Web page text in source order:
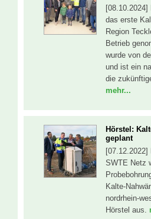
das erste
Region
Betrieb
wurde von
und ist ein
die
mehr...
Hörstel:
geplant
SWTE Netz
Kalte-
nordrhein-
Hörstel aus.